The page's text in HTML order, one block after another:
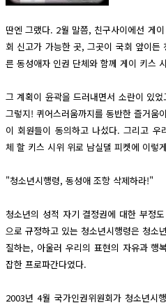
딴엔 그랬다. 2월 말쯤, 친구사이에선 게
회 신고가 가능한 곳, 그곳이 국회 앞이
른 동성애자 인권 단체와 함께 게이 키스
그 계획이 윤곽을 드러내면서 소란이 있
그렇지! 퀴어스러움까지를 동반한 즐거움
이 회원들이 동의하고 나섰다. 그리고
체 할 키스 시위 위로 남실댈 피켓에 이렇
"청소년시행령, 동성애 조항 삭제하라!"
청소년의 성적 자기 결정권에 대한 부정
으로 규정하고 있는 청소년시행령은 청소
질하는, 아울러 우리의 표현의 자유과 행
잡한 프로파간다였다.
2003년 4월 국가인권위원회가 청소년시